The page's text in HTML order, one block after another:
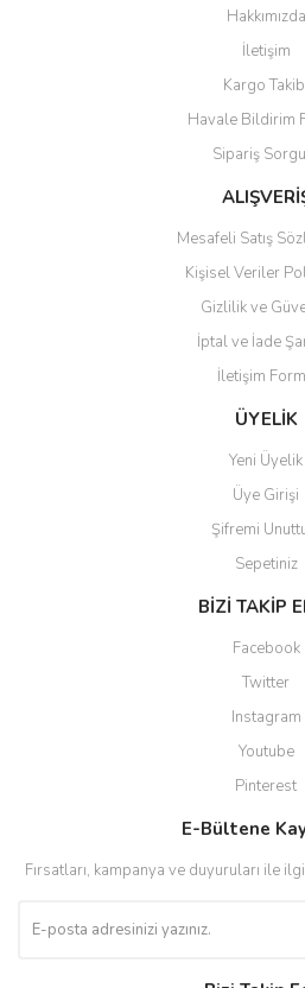
Yorum Yaz
Ürün resmi kalitesiz, bozuk veya
Ürün açıklamasında eksik bilgiler
Ürün bilgilerinde hatalar bulunuyor.
Ürün fiyatı diğer sitelerden daha
Bu ürüne benzer farklı alternatifler
Gönder
Hakkımızda
İletişim
Kargo
Havale Bildirim
Sipariş
Mesafeli Satış
Kişisel Veriler
Gizlilik ve
İptal ve İade
İletişim
ÜYELİK
Yeni Üyelik
Üye Girişi
Şifremi
Sepetiniz
BİZİ TAKİP
Facebook
Twitter
Instagram
Youtube
Pinterest
E-Bültene
Fırsatları, kampanya ve duyuruları ile